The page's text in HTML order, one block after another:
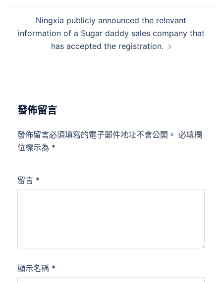
Ningxia publicly announced the relevant
information of a Sugar daddy sales company that
has accepted the registration.
發佈留言
發佈留言必須填寫的電子郵件地址不會公開。 必填欄
位標示為 *
留言 *
顯示名稱 *